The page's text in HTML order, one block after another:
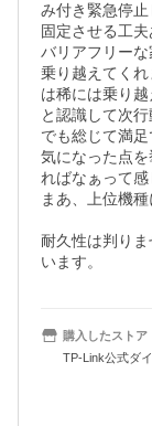
み付き緊急停
固定させる工夫
バリアフリー
乗り越えてく
は稀には乗り
と認識して次行
でも総じて満足
気になった点
ればなぁって感
まあ、上位機
耐久性は判り
います。
購入したストア
TP-Link公式ダ